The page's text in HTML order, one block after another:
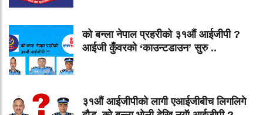
को बन्ला नेपाल प्रहरीको ३१औं आईजीपी ?
आईजी कुँवरको ‘काउन्टडाउन’ सुरु ..
३१औं आईजीपीको लागी एआईजीबीच लिगलिगे